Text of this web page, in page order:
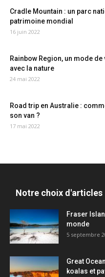
Cradle Mountain : un parc
patrimoine mondial
16 juin 2022
Rainbow Region, un mode
avec la nature
24 mai 2022
Road trip en Australie :
son van ?
17 mai 2022
Notre choix d'articles
Fraser
monde
5 septembre
Great
koalas et